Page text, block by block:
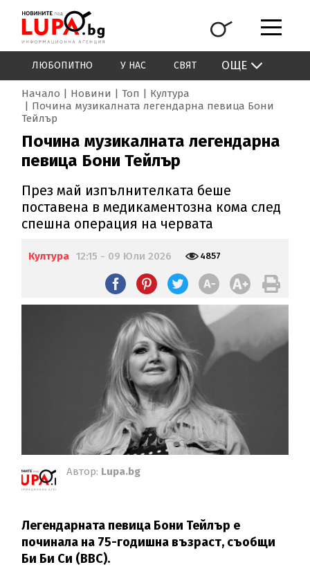
ЛЮБОПИТНО У НАС СВЯТ ОЩЕ
Начало Новини Топ
Култура
Почина музикалната легендарна певица Бони
Тейлър
Почина музикалната легендарна
певица Бони Тейлър
През май изпълнителката беше
поставена в медикаментозна кома след
спешна операция на червата
Култура 12:15 - 09 Юли 2026 4857
Автор: Lupa.bg
Легендарната певица Бони Тейлър е
починала на 75-годишна възраст, съобщи
Би Би Си (BBC).